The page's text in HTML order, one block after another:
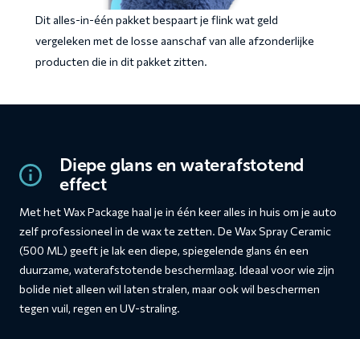
Dit alles-in-één pakket bespaart je flink wat geld
vergeleken met de losse aanschaf van alle afzonderlijke
producten die in dit pakket zitten.
Diepe glans en waterafstotend
effect
Met het Wax Package haal je in één keer alles in huis om je auto
zelf professioneel in de wax te zetten. De Wax Spray Ceramic
(500 ML) geeft je lak een diepe, spiegelende glans én een
duurzame, waterafstotende beschermlaag. Ideaal voor wie zijn
bolide niet alleen wil laten stralen, maar ook wil beschermen
tegen vuil, regen en UV-straling.